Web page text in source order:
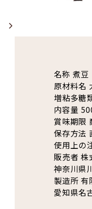
名称 煮豆
原材料名
増粘多糖
内容量
賞味期限
保存方法
使用上の
販売者 株
神奈川県
製造所 有
愛知県名